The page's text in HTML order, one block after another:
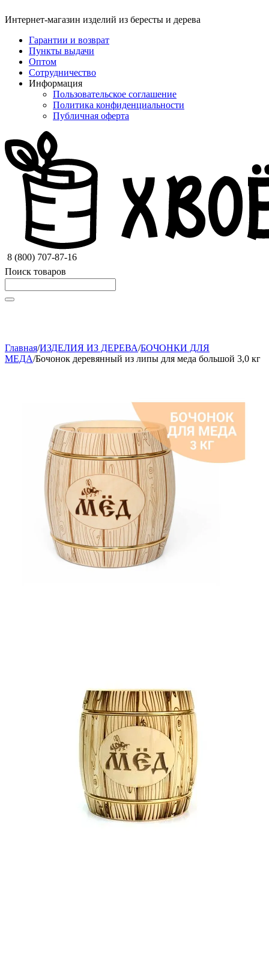
Интернет-магазин изделий из бересты и дерева
Гарантии и возврат
Пункты выдачи
Оптом
Сотрудничество
Информация
Пользовательское соглашение
Политика конфиденциальности
Публичная оферта
8 (800) 707-87-16
Поиск товаров
Главная/ИЗДЕЛИЯ ИЗ ДЕРЕВА/БОЧОНКИ ДЛЯ
МЕДА/Бочонок деревянный из липы для меда большой 3,0 кг